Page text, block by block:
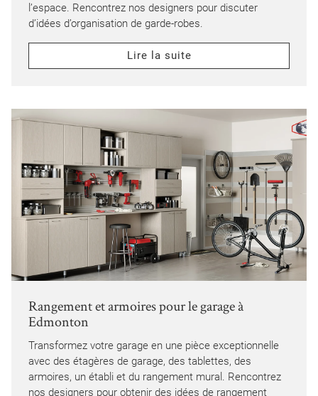
l’espace. Rencontrez nos designers pour discuter
d’idées d’organisation de garde-robes.
Lire la suite
Rangement et armoires pour le garage à
Edmonton
Transformez votre garage en une pièce exceptionnelle
avec des étagères de garage, des tablettes, des
armoires, un établi et du rangement mural. Rencontrez
nos designers pour obtenir des idées de rangement